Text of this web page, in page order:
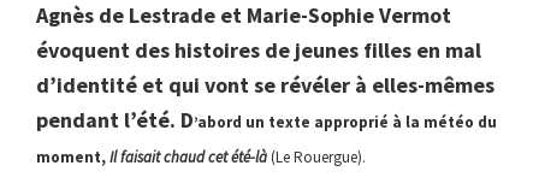
Agnès de Lestrade et Marie-Sophie Vermot
évoquent des histoires de jeunes filles en mal
d’identité et qui vont se révéler à elles-mêmes
pendant l’été. D’abord un texte approprié à la météo du
moment,Il faisait chaud cet été-là(Le Rouergue).